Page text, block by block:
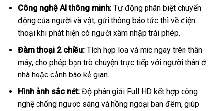
Công nghệ AI thông minh:Tự động phân biệt chuyển
động của người và vật, gửi thông báo tức thì về điện
thoại khi phát hiện có người xâm nhập trái phép.
Đàm thoại 2 chiều:Tích hợp loa và mic ngay trên thân
máy, cho phép bạn trò chuyện trực tiếp với người thân ở
nhà hoặc cảnh báo kẻ gian.
Hình ảnh sắc nét:Độ phân giải Full HD kết hợp công
nghệ chống ngược sáng và hồng ngoại ban đêm, giúp